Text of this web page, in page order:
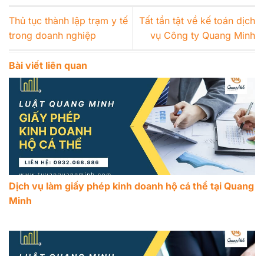
Thủ tục thành lập trạm y tế
trong doanh nghiệp
Tất tần tật về kế toán dịch
vụ Công ty Quang Minh
Bài viết liên quan
Dịch vụ làm giấy phép kinh doanh hộ cá thể tại Quang
Minh